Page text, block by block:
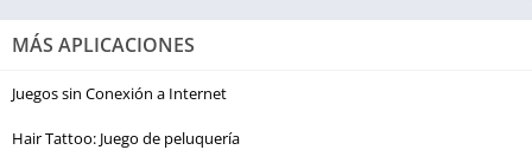
MÁS APLICACIONES
Juegos sin Conexión a Internet
Hair Tattoo: Juego de peluquería